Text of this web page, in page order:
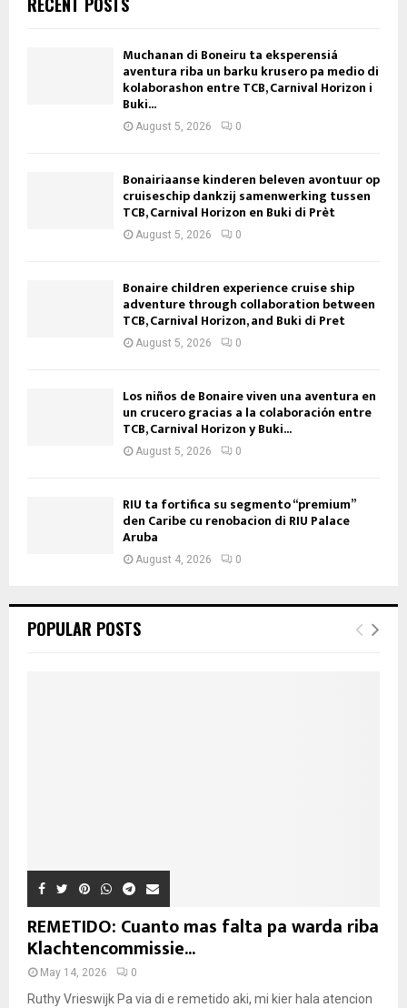
Muchanan di Boneiru ta eksperensiá
aventura riba un barku krusero pa medio di
kolaborashon entre TCB, Carnival Horizon i
Buki...
August 5, 2026 0
Bonairiaanse kinderen beleven avontuur op
cruiseschip dankzij samenwerking tussen
TCB, Carnival Horizon en Buki di Prèt
August 5, 2026 0
Bonaire children experience cruise ship
adventure through collaboration between
TCB, Carnival Horizon, and Buki di Pret
August 5, 2026 0
Los niños de Bonaire viven una aventura en
un crucero gracias a la colaboración entre
TCB, Carnival Horizon y Buki...
August 5, 2026 0
RIU ta fortifica su segmento “premium”
den Caribe cu renobacion di RIU Palace
Aruba
August 4, 2026 0
POPULAR POSTS
REMETIDO: Cuanto mas falta pa warda riba
Klachtencommissie...
May 14, 2026 0
Ruthy Vrieswijk Pa via di e remetido aki, mi kier hala atencion